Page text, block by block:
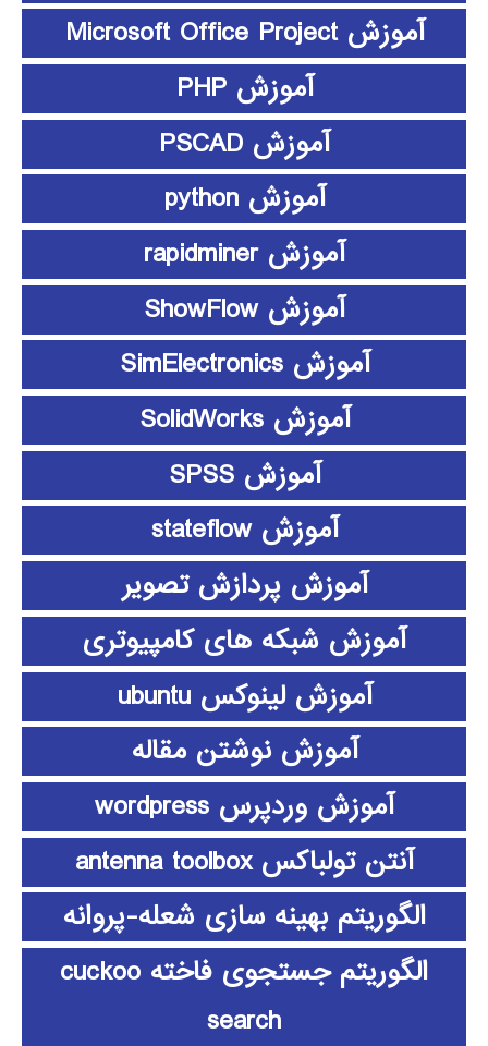
آموزش Microsoft Office Project
آموزش PHP
آموزش PSCAD
آموزش python
آموزش rapidminer
آموزش ShowFlow
آموزش SimElectronics
آموزش SolidWorks
آموزش SPSS
آموزش stateflow
آموزش پردازش تصویر
آموزش شبکه های کامپیوتری
آموزش لینوکس ubuntu
آموزش نوشتن مقاله
آموزش وردپرس wordpress
آنتن تولباکس antenna toolbox
الگوریتم بهینه سازی شعله-پروانه
الگوریتم جستجوی فاخته cuckoo
search